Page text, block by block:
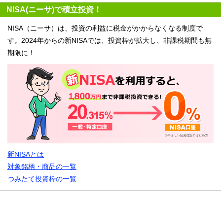
NISA(ニーサ)で積立投資！
NISA（ニーサ）は、投資の利益に税金がかからなくなる制度で
す。2024年からの新NISAでは、投資枠が拡大し、非課税期間も無
期限に！
新NISAとは
対象銘柄・商品の一覧
つみたて投資枠の一覧